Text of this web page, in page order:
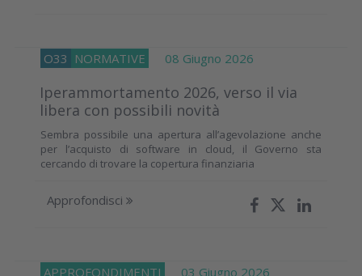
O33 NORMATIVE 08 Giugno 2026
Iperammortamento 2026, verso il via
libera con possibili novità
Sembra possibile una apertura all’agevolazione anche
per l’acquisto di software in cloud, il Governo sta
cercando di trovare la copertura finanziaria
Approfondisci
APPROFONDIMENTI 03 Giugno 2026